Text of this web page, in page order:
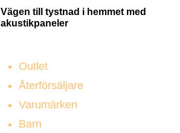
Vägen till tystnad i hemmet med
akustikpaneler
Outlet
Återförsäljare
Varumärken
Barn